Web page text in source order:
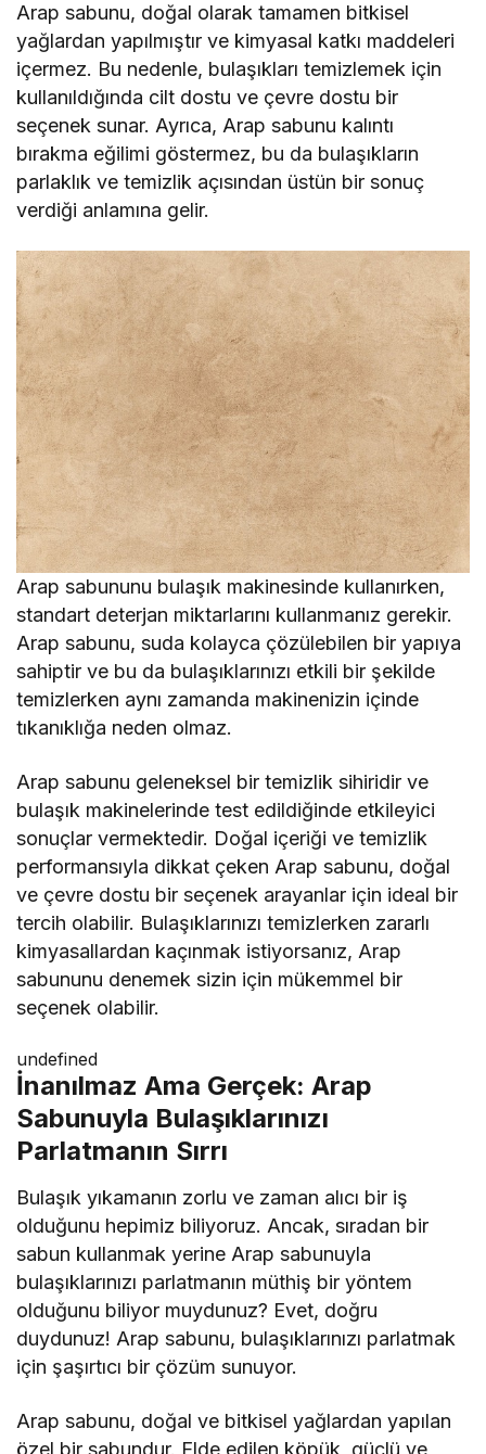
Arap sabunu, doğal olarak tamamen bitkisel
yağlardan yapılmıştır ve kimyasal katkı maddeleri
içermez. Bu nedenle, bulaşıkları temizlemek için
kullanıldığında cilt dostu ve çevre dostu bir
seçenek sunar. Ayrıca, Arap sabunu kalıntı
bırakma eğilimi göstermez, bu da bulaşıkların
parlaklık ve temizlik açısından üstün bir sonuç
verdiği anlamına gelir.
Arap sabununu bulaşık makinesinde kullanırken,
standart deterjan miktarlarını kullanmanız gerekir.
Arap sabunu, suda kolayca çözülebilen bir yapıya
sahiptir ve bu da bulaşıklarınızı etkili bir şekilde
temizlerken aynı zamanda makinenizin içinde
tıkanıklığa neden olmaz.
Arap sabunu geleneksel bir temizlik sihiridir ve
bulaşık makinelerinde test edildiğinde etkileyici
sonuçlar vermektedir. Doğal içeriği ve temizlik
performansıyla dikkat çeken Arap sabunu, doğal
ve çevre dostu bir seçenek arayanlar için ideal bir
tercih olabilir. Bulaşıklarınızı temizlerken zararlı
kimyasallardan kaçınmak istiyorsanız, Arap
sabununu denemek sizin için mükemmel bir
seçenek olabilir.
undefined
İnanılmaz Ama Gerçek: Arap
Sabunuyla Bulaşıklarınızı
Parlatmanın Sırrı
Bulaşık yıkamanın zorlu ve zaman alıcı bir iş
olduğunu hepimiz biliyoruz. Ancak, sıradan bir
sabun kullanmak yerine Arap sabunuyla
bulaşıklarınızı parlatmanın müthiş bir yöntem
olduğunu biliyor muydunuz? Evet, doğru
duydunuz! Arap sabunu, bulaşıklarınızı parlatmak
için şaşırtıcı bir çözüm sunuyor.
Arap sabunu, doğal ve bitkisel yağlardan yapılan
özel bir sabundur. Elde edilen köpük, güçlü ve